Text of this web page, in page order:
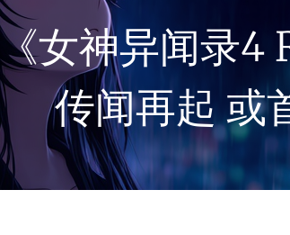
《女神异闻录4
传闻再起 或